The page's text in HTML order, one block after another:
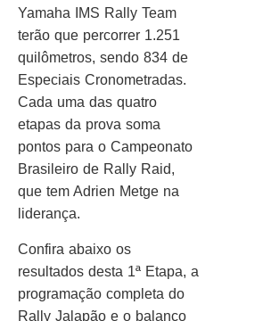
Yamaha IMS Rally Team
terão que percorrer 1.251
quilômetros, sendo 834 de
Especiais Cronometradas.
Cada uma das quatro
etapas da prova soma
pontos para o Campeonato
Brasileiro de Rally Raid,
que tem Adrien Metge na
liderança.
Confira abaixo os
resultados desta 1ª Etapa, a
programação completa do
Rally Jalapão e o balanço